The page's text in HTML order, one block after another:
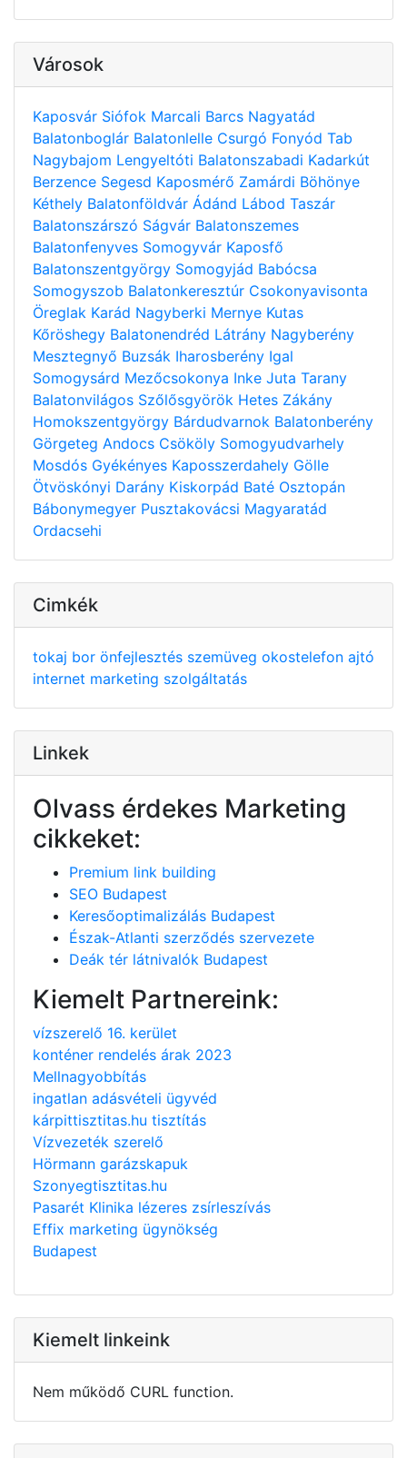
Városok
Kaposvár Siófok Marcali Barcs Nagyatád
Balatonboglár Balatonlelle Csurgó Fonyód Tab
Nagybajom Lengyeltóti Balatonszabadi Kadarkút
Berzence Segesd Kaposmérő Zamárdi Böhönye
Kéthely Balatonföldvár Ádánd Lábod Taszár
Balatonszárszó Ságvár Balatonszemes
Balatonfenyves Somogyvár Kaposfő
Balatonszentgyörgy Somogyjád Babócsa
Somogyszob Balatonkeresztúr Csokonyavisonta
Öreglak Karád Nagyberki Mernye Kutas
Kőröshegy Balatonendréd Látrány Nagyberény
Mesztegnyő Buzsák Iharosberény Igal
Somogysárd Mezőcsokonya Inke Juta Tarany
Balatonvilágos Szőlősgyörök Hetes Zákány
Homokszentgyörgy Bárdudvarnok Balatonberény
Görgeteg Andocs Csököly Somogyudvarhely
Mosdós Gyékényes Kaposszerdahely Gölle
Ötvöskónyi Darány Kiskorpád Baté Osztopán
Bábonymegyer Pusztakovácsi Magyaratád
Ordacsehi
Cimkék
tokaj bor önfejlesztés szemüveg okostelefon ajtó
internet marketing szolgáltatás
Linkek
Olvass érdekes Marketing
cikkeket:
Premium link building
SEO Budapest
Keresőoptimalizálás Budapest
Észak-Atlanti szerződés szervezete
Deák tér látnivalók Budapest
Kiemelt Partnereink:
vízszerelő 16. kerület
konténer rendelés árak 2023
Mellnagyobbítás
ingatlan adásvételi ügyvéd
kárpittisztitas.hu tisztítás
Vízvezeték szerelő
Hörmann garázskapuk
Szonyegtisztitas.hu
Pasarét Klinika lézeres zsírleszívás
Effix marketing ügynökség
Budapest
Kiemelt linkeink
Nem működő CURL function.